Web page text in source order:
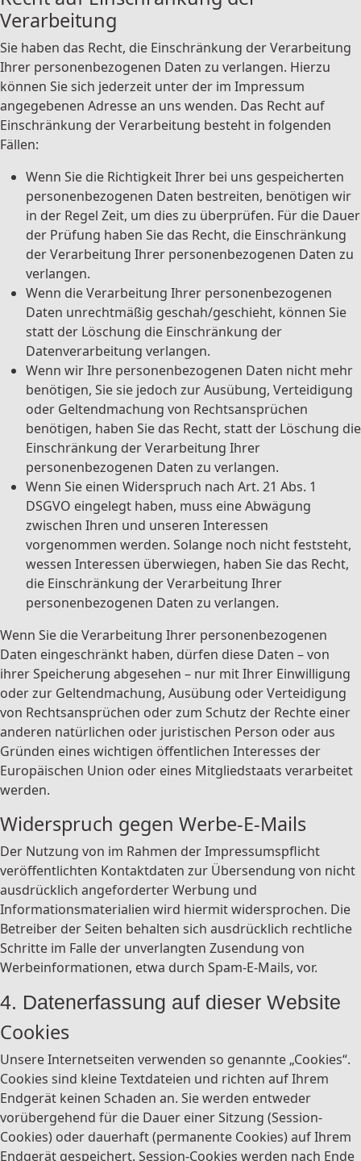
Verarbeitung
Sie haben das Recht, die Einschränkung der Verarbeitung
Ihrer personenbezogenen Daten zu verlangen. Hierzu
können Sie sich jederzeit unter der im Impressum
angegebenen Adresse an uns wenden. Das Recht auf
Einschränkung der Verarbeitung besteht in folgenden
Fällen:
Wenn Sie die Richtigkeit Ihrer bei uns gespeicherten
personenbezogenen Daten bestreiten, benötigen wir
in der Regel Zeit, um dies zu überprüfen. Für die Dauer
der Prüfung haben Sie das Recht, die Einschränkung
der Verarbeitung Ihrer personenbezogenen Daten zu
verlangen.
Wenn die Verarbeitung Ihrer personenbezogenen
Daten unrechtmäßig geschah/geschieht, können Sie
statt der Löschung die Einschränkung der
Datenverarbeitung verlangen.
Wenn wir Ihre personenbezogenen Daten nicht mehr
benötigen, Sie sie jedoch zur Ausübung, Verteidigung
oder Geltendmachung von Rechtsansprüchen
benötigen, haben Sie das Recht, statt der Löschung die
Einschränkung der Verarbeitung Ihrer
personenbezogenen Daten zu verlangen.
Wenn Sie einen Widerspruch nach Art. 21 Abs. 1
DSGVO eingelegt haben, muss eine Abwägung
zwischen Ihren und unseren Interessen
vorgenommen werden. Solange noch nicht feststeht,
wessen Interessen überwiegen, haben Sie das Recht,
die Einschränkung der Verarbeitung Ihrer
personenbezogenen Daten zu verlangen.
Wenn Sie die Verarbeitung Ihrer personenbezogenen
Daten eingeschränkt haben, dürfen diese Daten – von
ihrer Speicherung abgesehen – nur mit Ihrer Einwilligung
oder zur Geltendmachung, Ausübung oder Verteidigung
von Rechtsansprüchen oder zum Schutz der Rechte einer
anderen natürlichen oder juristischen Person oder aus
Gründen eines wichtigen öffentlichen Interesses der
Europäischen Union oder eines Mitgliedstaats verarbeitet
werden.
Widerspruch gegen Werbe-E-Mails
Der Nutzung von im Rahmen der Impressumspflicht
veröffentlichten Kontaktdaten zur Übersendung von nicht
ausdrücklich angeforderter Werbung und
Informationsmaterialien wird hiermit widersprochen. Die
Betreiber der Seiten behalten sich ausdrücklich rechtliche
Schritte im Falle der unverlangten Zusendung von
Werbeinformationen, etwa durch Spam-E-Mails, vor.
4. Datenerfassung auf dieser Website
Cookies
Unsere Internetseiten verwenden so genannte „Cookies“.
Cookies sind kleine Textdateien und richten auf Ihrem
Endgerät keinen Schaden an. Sie werden entweder
vorübergehend für die Dauer einer Sitzung (Session-
Cookies) oder dauerhaft (permanente Cookies) auf Ihrem
Endgerät gespeichert. Session-Cookies werden nach Ende